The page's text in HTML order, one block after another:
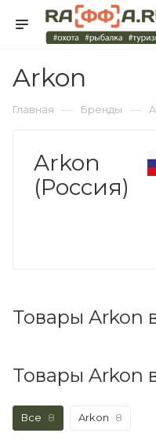
Arkon
Главная — Бренды —
Arkon
(Россия)
Товары Arkon
Товары Arkon
Все 8 Arkon 8